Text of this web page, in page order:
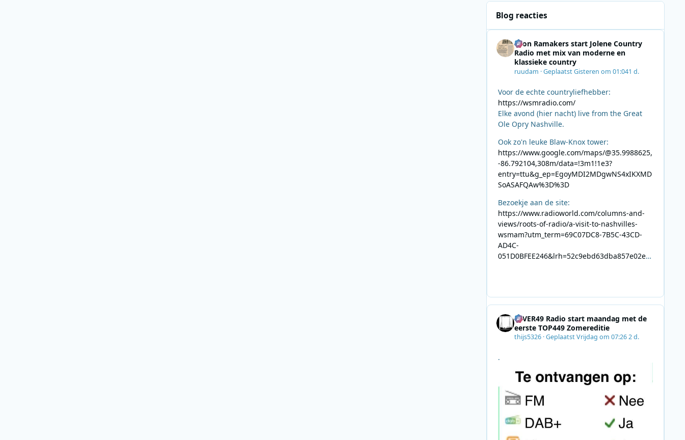
Blog reacties
Leon Ramakers start Jolene Country
Radio met mix van moderne en
klassieke country
ruudam ·GeplaatstGisteren om 01:041 d.
Voor de echte countryliefhebber:
https://wsmradio.com/
Elke avond (hier nacht) live from the Great
Ole Opry Nashville.
Ook zo'n leuke Blaw-Knox tower:
https://www.google.com/maps/@35.9988625,
-86.792104,308m/data=!3m1!1e3?
entry=ttu&g_ep=EgoyMDI2MDgwNS4xIKXMD
SoASAFQAw%3D%3D
Bezoekje aan de site:
https://www.radioworld.com/columns-and-
views/roots-of-radio/a-visit-to-nashvilles-
wsmam?utm_term=69C07DC8-7B5C-43CD-
AD4C-
051D0BFEE246&lrh=52c9ebd63dba857e02ec
AB2831C8A639&utm_medium=email&utm_co
8F09201A140D&utm_source=SmartBrief
4EVER49 Radio start maandag met de
eerste TOP449 Zomereditie
thijs5326·GeplaatstVrijdag om 07:262 d.
.